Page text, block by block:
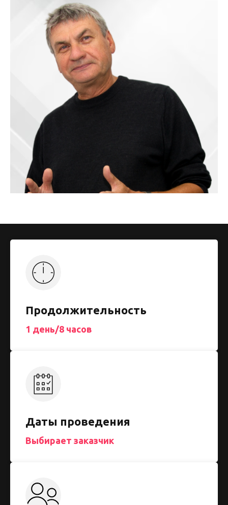
Продолжительность
1 день/8 часов
Даты проведения
Выбирает заказчик